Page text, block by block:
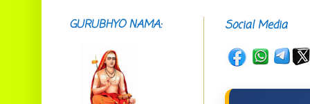
Social Media
GURUBHYO NAMA:
सदाशिवसमारम्भां
शङ्कराचार्य मध्यमाम्।
अस्मदाचार्यपर्यन्तां